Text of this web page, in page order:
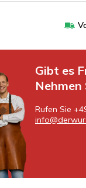
Gibt es
Rufen Sie